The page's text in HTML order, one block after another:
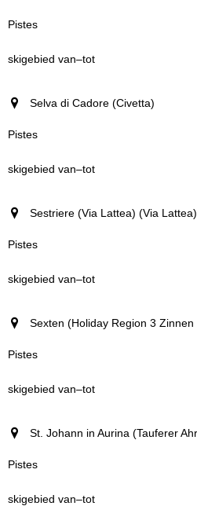
Selva di Cadore (Civetta)
Sestriere (Via Lattea) (Via Lattea)
Sexten (Holiday Region 3 Zinnen
St. Johann in Aurina (Tauferer